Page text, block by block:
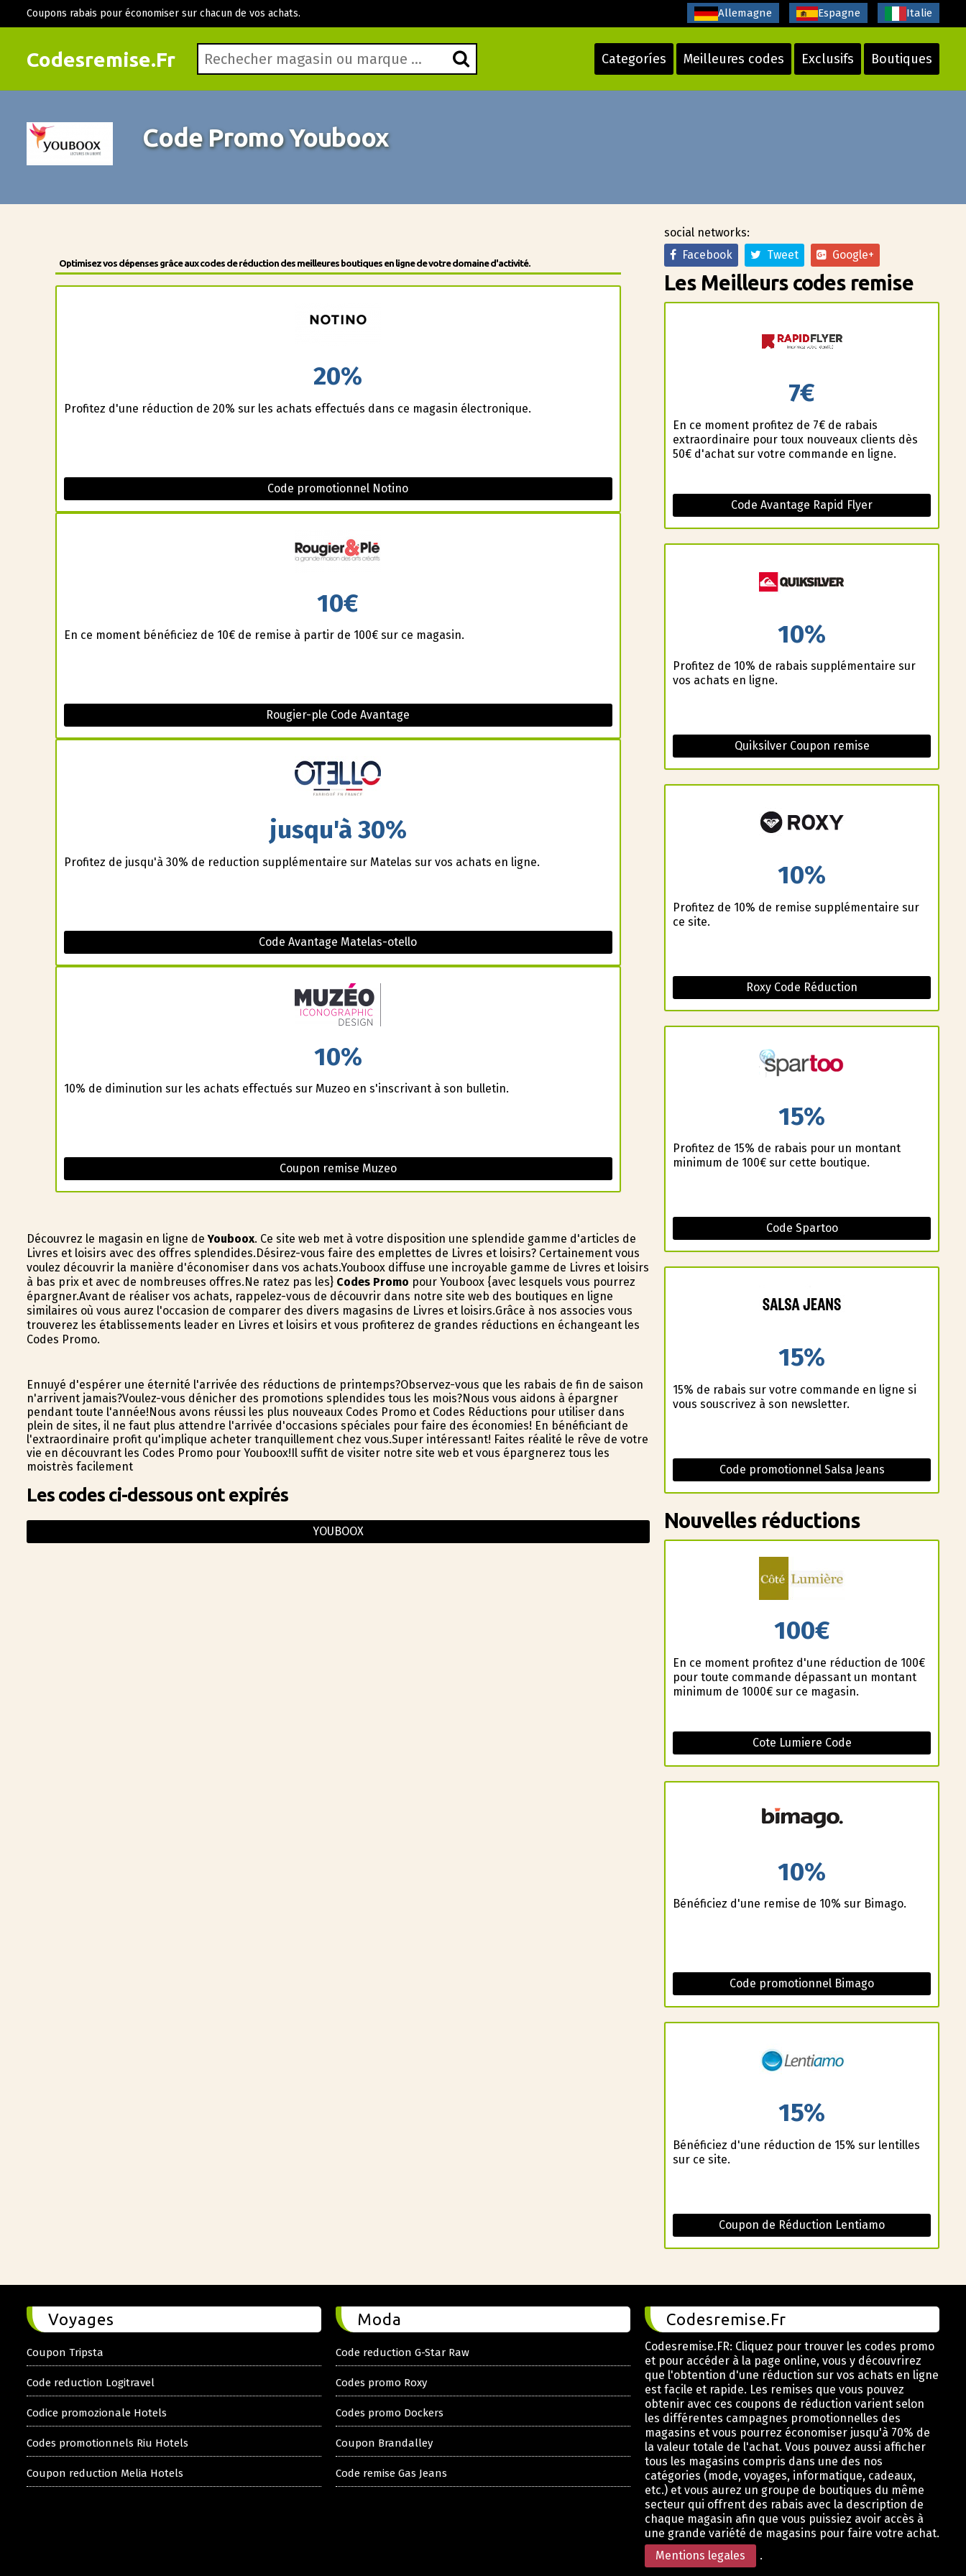
Codesremise.Fr Categoríes Meilleures codes Exclusifs Boutiques
Coupons rabais pour économiser sur chacun de vos achats. Allemagne Espagne Italie
Code Promo Youboox
Optimisez vos dépenses grâce aux codes de réduction des meilleures boutiques en ligne de votre domaine d'activité.
20%
Profitez d'une réduction de 20% sur les achats effectués dans ce magasin électronique.
Code promotionnel Notino
10€
En ce moment bénéficiez de 10€ de remise à partir de 100€ sur ce magasin.
Rougier-ple Code Avantage
jusqu'à 30%
Profitez de jusqu'à 30% de reduction supplémentaire sur Matelas sur vos achats en ligne.
Code Avantage Matelas-otello
10%
10% de diminution sur les achats effectués sur Muzeo en s'inscrivant à son bulletin.
Coupon remise Muzeo
Découvrez le magasin en ligne deYouboox. Ce site web met à votre disposition une splendide gamme d'articles de
Livres et loisirs avec des offres splendides.Désirez-vous faire des emplettes de Livres et loisirs? Certainement vous
voulez découvrir la manière d'économiser dans vos achats.Youboox diffuse une incroyable gamme de Livres et loisirs
à bas prix et avec de nombreuses offres.Ne ratez pas les} Codes Promo pour Youboox {avec lesquels vous pourrez
épargner.Avant de réaliser vos achats, rappelez-vous de découvrir dans notre site web des boutiques en ligne
similaires où vous aurez l'occasion de comparer des divers magasins de Livres et loisirs.Grâce à nos associes vous
trouverez les établissements leader en Livres et loisirs et vous profiterez de grandes réductions en échangeant les
Codes Promo.
Ennuyé d'espérer une éternité l'arrivée des réductions de printemps?Observez-vous que les rabais de fin de saison
n'arrivent jamais?Voulez-vous dénicher des promotions splendides tous les mois?Nous vous aidons à épargner
pendant toute l'année!Nous avons réussi les plus nouveaux Codes Promo et Codes Réductions pour utiliser dans
plein de sites, il ne faut plus attendre l'arrivée d'occasions spéciales pour faire des économies! En bénéficiant de
l'extraordinaire profit qu'implique acheter tranquillement chez vous.Super intéressant! Faites réalité le rêve de votre
vie en découvrant les Codes Promo pour Youboox!Il suffit de visiter notre site web et vous épargnerez tous les
moistrès facilement
Les codes ci-dessous ont expirés
YOUBOOX
social networks:
Facebook
Tweet Google+
Les Meilleurs codes remise
7€
En ce moment profitez de 7€ de rabais
extraordinaire pour toux nouveaux clients dès
50€ d'achat sur votre commande en ligne.
Code Avantage Rapid Flyer
10%
Profitez de 10% de rabais supplémentaire sur
vos achats en ligne.
Quiksilver Coupon remise
10%
Profitez de 10% de remise supplémentaire sur
ce site.
Roxy Code Réduction
15%
Profitez de 15% de rabais pour un montant
minimum de 100€ sur cette boutique.
Code Spartoo
15%
15% de rabais sur votre commande en ligne si
vous souscrivez à son newsletter.
Code promotionnel Salsa Jeans
Nouvelles réductions
100€
En ce moment profitez d'une réduction de 100€
pour toute commande dépassant un montant
minimum de 1000€ sur ce magasin.
Cote Lumiere Code
10%
Bénéficiez d'une remise de 10% sur Bimago.
Code promotionnel Bimago
15%
Bénéficiez d'une réduction de 15% sur lentilles
sur ce site.
Coupon de Réduction Lentiamo
Voyages
Coupon Tripsta
Code reduction Logitravel
Codice promozionale Hotels
Codes promotionnels Riu Hotels
Coupon reduction Melia Hotels
Moda
Code reduction G-Star Raw
Codes promo Roxy
Codes promo Dockers
Coupon Brandalley
Code remise Gas Jeans
Codesremise.Fr
Codesremise.FR: Cliquez pour trouver les codes promo
et pour accéder à la page online, vous y découvrirez
que l'obtention d'une réduction sur vos achats en ligne
est facile et rapide. Les remises que vous pouvez
obtenir avec ces coupons de réduction varient selon
les différentes campagnes promotionnelles des
magasins et vous pourrez économiser jusqu'à 70% de
la valeur totale de l'achat. Vous pouvez aussi afficher
tous les magasins compris dans une des nos
catégories (mode, voyages, informatique, cadeaux,
etc.) et vous aurez un groupe de boutiques du même
secteur qui offrent des rabais avec la description de
chaque magasin afin que vous puissiez avoir accès à
une grande variété de magasins pour faire votre achat.
Mentions legales
.